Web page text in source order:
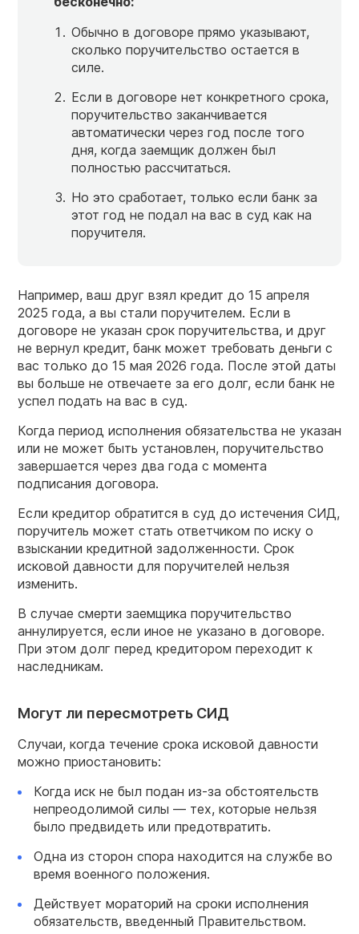
Обычно в договоре прямо указывают,
сколько поручительство остается в
силе.
Если в договоре нет конкретного срока,
поручительство заканчивается
автоматически через год после того
дня, когда заемщик должен был
полностью рассчитаться.
Но это сработает, только если банк за
этот год не подал на вас в суд как на
поручителя.
Например, ваш друг взял кредит до 15 апреля
2025 года, а вы стали поручителем. Если в
договоре не указан срок поручительства, и друг
не вернул кредит, банк может требовать деньги с
вас только до 15 мая 2026 года. После этой даты
вы больше не отвечаете за его долг, если банк не
успел подать на вас в суд.
Когда период исполнения обязательства не указан
или не может быть установлен, поручительство
завершается через два года с момента
подписания договора.
Если кредитор обратится в суд до истечения СИД,
поручитель может стать ответчиком по иску о
взыскании кредитной задолженности. Срок
исковой давности для поручителей нельзя
изменить.
В случае смерти заемщика поручительство
аннулируется, если иное не указано в договоре.
При этом долг перед кредитором переходит к
наследникам.
Могут ли пересмотреть СИД
Случаи, когда течение срока исковой давности
можно приостановить:
Когда иск не был подан из-за обстоятельств
непреодолимой силы — тех, которые нельзя
было предвидеть или предотвратить.
Одна из сторон спора находится на службе во
время военного положения.
Действует мораторий на сроки исполнения
обязательств, введенный Правительством.